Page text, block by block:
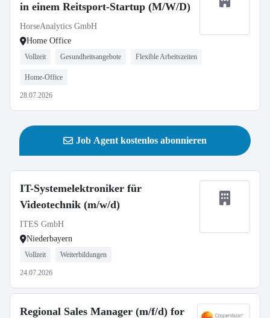
in einem Reitsport-Startup (M/W/D)
HorseAnalytics GmbH
Home Office
Vollzeit Gesundheitsangebote Flexible Arbeitszeiten
Home-Office
28.07.2026
Job Agent kostenlos abonnieren
IT-Systemelektroniker für
Videotechnik (m/w/d)
ITES GmbH
Niederbayern
Vollzeit Weiterbildungen
24.07.2026
Regional Sales Manager (m/f/d) for